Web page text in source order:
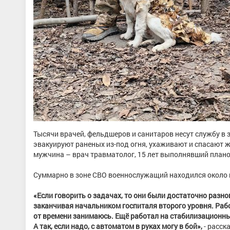
Тысячи врачей, фельдшеров и санитаров несут службу
эвакуируют раненых из-под огня, ухаживают и
мужчина – врач травматолог, 15 лет выполнявший
Суммарно в зоне СВО военнослужащий находился около
«Если говорить о задачах, то они были достаточно
заканчивая начальником госпиталя второго уровня.
от времени занимаюсь. Ещё работал на
А так, если надо, с автоматом в руках могу в бой»,-